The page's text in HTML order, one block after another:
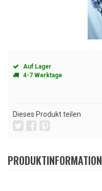
Auf Lager
4-7 Werktage
Dieses Produkt teilen
PRODUKTINFORMATION